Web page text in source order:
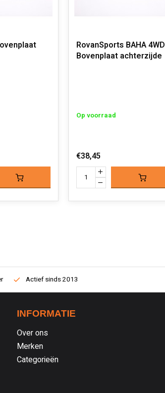
RovanSports BAHA 4WD
Bovenplaat achterzijde
Op voorraad
€38,45
Actief sinds 2013
INFORMATIE
Over ons
Merken
Categorieën